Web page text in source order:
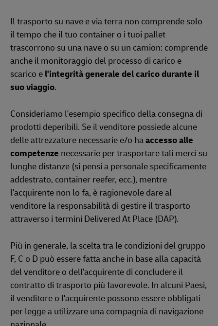
Il trasporto su nave e via terra non comprende solo
il tempo che il tuo container o i tuoi pallet
trascorrono su una nave o su un camion: comprende
anche il monitoraggio del processo di carico e
scarico e l'integrità generale del carico durante il
suo viaggio.
Consideriamo l'esempio specifico della consegna di
prodotti deperibili. Se il venditore possiede alcune
delle attrezzature necessarie e/o haaccesso alle
competenze necessarie per trasportare tali merci su
lunghe distanze (si pensi a personale specificamente
addestrato, container reefer, ecc.), mentre
l'acquirente non lo fa, è ragionevole dare al
venditore la responsabilità di gestire il trasporto
attraverso i termini Delivered At Place (DAP).
Più in generale, la scelta tra le condizioni del gruppo
F, C o D può essere fatta anche in base alla capacità
del venditore o dell'acquirente di concludere il
contratto di trasporto più favorevole. In alcuni Paesi,
il venditore o l'acquirente possono essere obbligati
per legge a utilizzare una compagnia di navigazione